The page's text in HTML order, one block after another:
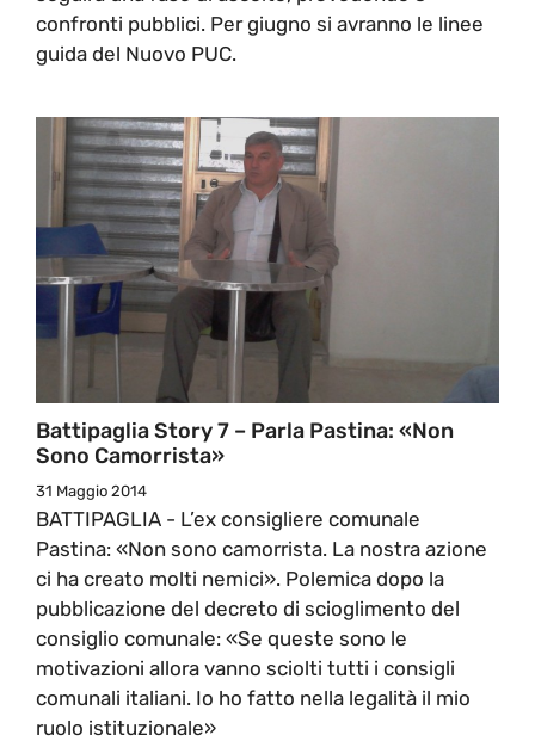
confronti pubblici. Per giugno si avranno le linee
guida del Nuovo PUC.
Battipaglia Story 7 – Parla Pastina: «Non
Sono Camorrista»
31 Maggio 2014
BATTIPAGLIA - L’ex consigliere comunale
Pastina: «Non sono camorrista. La nostra azione
ci ha creato molti nemici». Polemica dopo la
pubblicazione del decreto di scioglimento del
consiglio comunale: «Se queste sono le
motivazioni allora vanno sciolti tutti i consigli
comunali italiani. Io ho fatto nella legalità il mio
ruolo istituzionale»